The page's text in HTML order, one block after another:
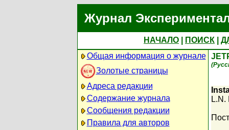
Журнал
НАЧАЛО ПОИСК
Общая информация о журнале
Золотые страницы
Адреса редакции
Содержание журнала
Сообщения редакции
Правила для авторов
L.N.